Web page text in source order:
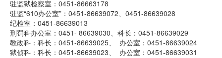
驻监狱检察室：0451-86663178
驻监“610办公室”：0451-86639072、0451-86639028
纪检室：0451-86639013
刑罚科办公室：0451- 86639030、科长：0451-86639029
教改科：科长：0451-86639025、 办公室：0451-86639024
狱侦科：科长：0451-86639023、 办公室：0451-86639031